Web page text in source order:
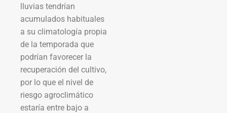
lluvias tendrían
acumulados habituales
a su climatología propia
de la temporada que
podrían favorecer la
recuperación del cultivo,
por lo que el nivel de
riesgo agroclimático
estaría entre bajo a